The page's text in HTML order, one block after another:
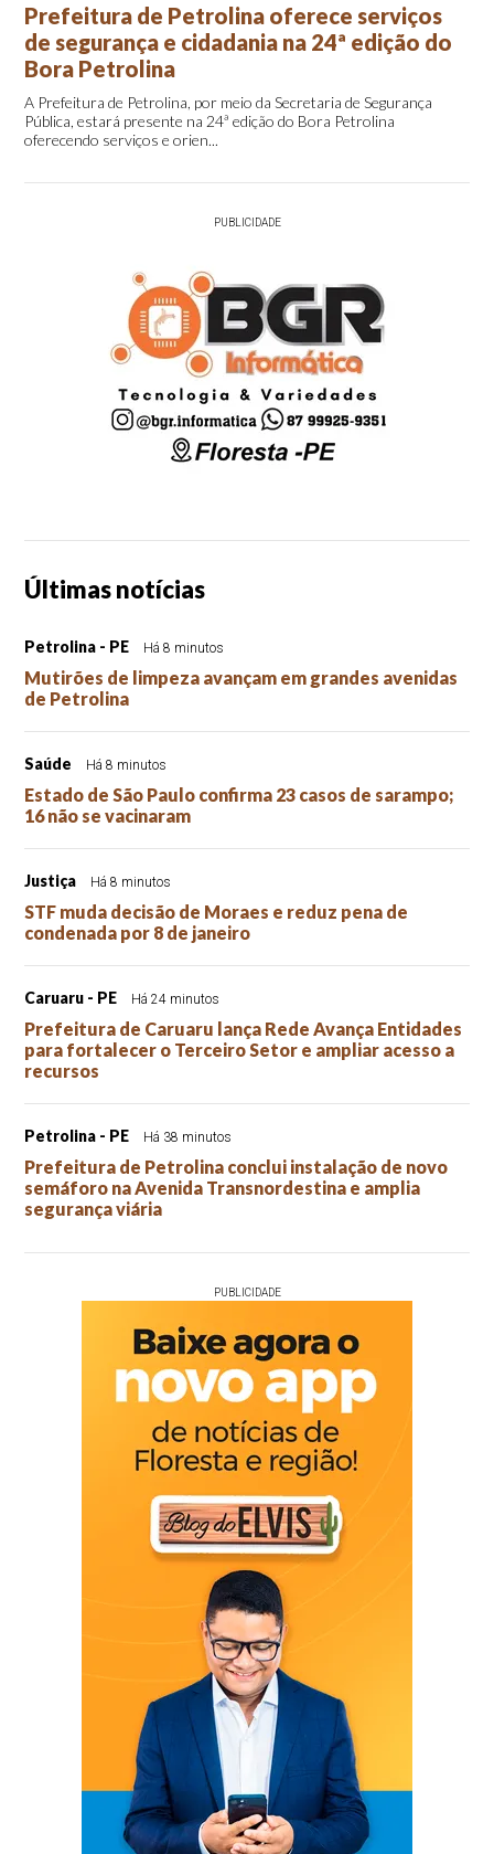
Prefeitura de Petrolina oferece serviços
de segurança e cidadania na 24ª edição do
Bora Petrolina
A Prefeitura de Petrolina, por meio da Secretaria de Segurança
Pública, estará presente na 24ª edição do Bora Petrolina
oferecendo serviços e orien...
PUBLICIDADE
Últimas notícias
Petrolina - PE Há 8 minutos
Mutirões de limpeza avançam em grandes avenidas
de Petrolina
Saúde Há 8 minutos
Estado de São Paulo confirma 23 casos de sarampo;
16 não se vacinaram
Justiça Há 8 minutos
STF muda decisão de Moraes e reduz pena de
condenada por 8 de janeiro
Caruaru - PE Há 24 minutos
Prefeitura de Caruaru lança Rede Avança Entidades
para fortalecer o Terceiro Setor e ampliar acesso a
recursos
Petrolina - PE Há 38 minutos
Prefeitura de Petrolina conclui instalação de novo
semáforo na Avenida Transnordestina e amplia
segurança viária
PUBLICIDADE